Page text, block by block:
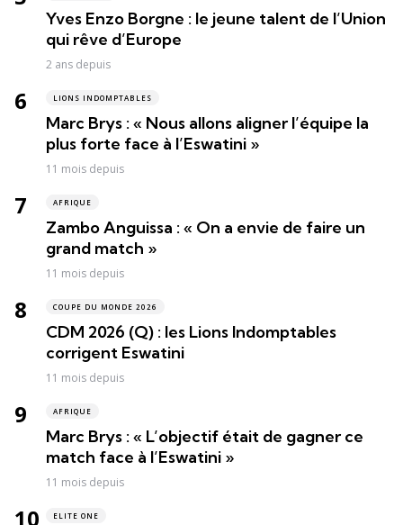
Yves Enzo Borgne : le jeune talent de l’Union
qui rêve d’Europe
2 ans depuis
LIONS INDOMPTABLES
Marc Brys : « Nous allons aligner l’équipe la
plus forte face à l’Eswatini »
11 mois depuis
AFRIQUE
Zambo Anguissa : « On a envie de faire un
grand match »
11 mois depuis
COUPE DU MONDE 2026
CDM 2026 (Q) : les Lions Indomptables
corrigent Eswatini
11 mois depuis
AFRIQUE
Marc Brys : « L’objectif était de gagner ce
match face à l’Eswatini »
11 mois depuis
ELITE ONE